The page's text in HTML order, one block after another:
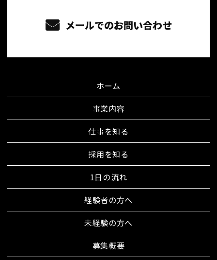
メールでのお問い合わせ
ホーム
事業内容
仕事を知る
採用を知る
1日の流れ
経験者の方へ
未経験の方へ
募集概要